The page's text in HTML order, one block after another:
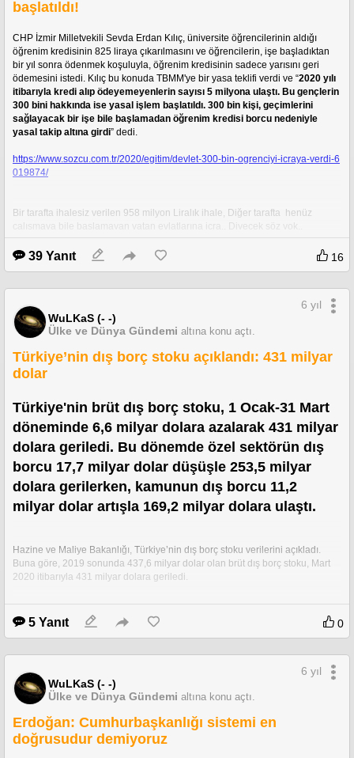
CHP Genel Sekreteri Selin Sayek Böke, Halk TV'de beş müteahhitlik
CHP iktidarında kamulaştırılacağını söyledi.
https://halktv.com.tr/selin-sayek-bokeden-kamulastiracagiz-cikisi-rantci-bes-s
irketten-bahsediyorum-muzakere-f-434015h
başlatıldı!
CHP İzmir Milletvekili Sevda Erdan Kılıç, üniversite öğrencilerinin aldığı
öğrenim kredisinin 825 liraya çıkarılmasını ve öğrencilerin, işe başladıktan
bir yıl sonra ödenmek koşuluyla, öğrenim kredisinin sadece yarısını geri
ödemesini istedi. Kılıç bu konuda TBMM'ye bir yasa teklifi verdi ve “2020 yılı
itibarıyla kredi alıp ödeyemeyenlerin sayısı 5 milyona ulaştı. Bu gençlerin
300 bini hakkında ise yasal işlem başlatıldı. 300 bin kişi, geçimlerini
sağlayacak bir işe bile başlamadan öğrenim kredisi borcu nedeniyle
yasal takip altına girdi” dedi.
https://www.sozcu.com.tr/2020/egitim/devlet-300-bin-ogrenciyi-icraya-verdi-6
019874/
Bir tarafta ihalesiz verilen 958 milyon Liralık ihale, Diğer tarafta  henüz
çalışmaya bile başlamayan vatan evlatlarına icra.. Diyecek söz yok..
39 Yanıt 16
WuLKaS (- -)
Ülke ve Dünya Gündemi altına konu açtı.
6 yıl
Türkiye’nin dış borç stoku açıklandı: 431 milyar
dolar
Türkiye'nin brüt dış borç stoku, 1 Ocak-31 Mart
döneminde 6,6 milyar dolara azalarak 431 milyar
dolara geriledi. Bu dönemde özel sektörün dış
borcu 17,7 milyar dolar düşüşle 253,5 milyar
dolara gerilerken, kamunun dış borcu 11,2
milyar dolar artışla 169,2 milyar dolara ulaştı.
Hazine ve Maliye Bakanlığı, Türkiye’nin dış borç stoku verilerini açıkladı.
Buna göre, 2019 sonunda 437,6 milyar dolar olan brüt dış borç stoku, Mart
2020 itibarıyla 431 milyar dolara geriledi.
Bu dönemde, brüt dış borç stokunun milli gelire oranı da yüzde 58,1’den
yüzde 56,9’a düştü.
dolara yükseldi. Özel sektörün dış borç stoku ise 271,2 milyar dolardan
253,5 milyar dolara geriledi. Merkez Bankası’nın (TCMB) dış borcu ise 8,4
milyar dolar seviyesinde kaldı.
https://www.sozcu.com.tr/2020/ekonomi/turkiyenin-dis-borc-stoku-aciklandi-4
5 Yanıt 0
WuLKaS (- -)
Ülke ve Dünya Gündemi altına konu açtı.
6 yıl
Erdoğan: Cumhurbaşkanlığı sistemi en
doğrusudur demiyoruz